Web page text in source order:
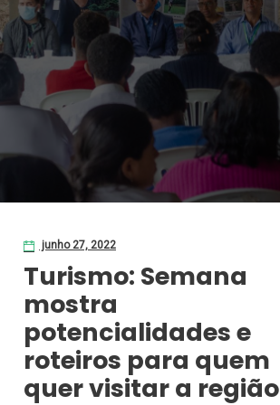
junho 27, 2022
Turismo: Semana
mostra
potencialidades e
roteiros para quem
quer visitar a região